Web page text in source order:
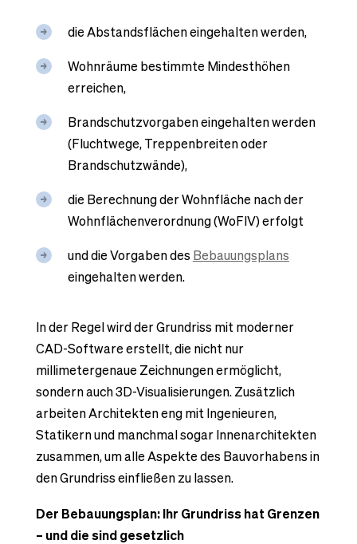
die Abstandsflächen eingehalten werden,
Wohnräume bestimmte Mindesthöhen
erreichen,
Brandschutzvorgaben eingehalten werden
(Fluchtwege, Treppenbreiten oder
Brandschutzwände),
die Berechnung der Wohnfläche nach der
Wohnflächenverordnung (WoFlV) erfolgt
und die Vorgaben des Bebauungsplans
eingehalten werden.
In der Regel wird der Grundriss mit moderner
CAD-Software erstellt, die nicht nur
millimetergenaue Zeichnungen ermöglicht,
sondern auch 3D-Visualisierungen. Zusätzlich
arbeiten Architekten eng mit Ingenieuren,
Statikern und manchmal sogar Innenarchitekten
zusammen, um alle Aspekte des Bauvorhabens in
den Grundriss einfließen zu lassen.
Der Bebauungsplan: Ihr Grundriss hat Grenzen
– und die sind gesetzlich